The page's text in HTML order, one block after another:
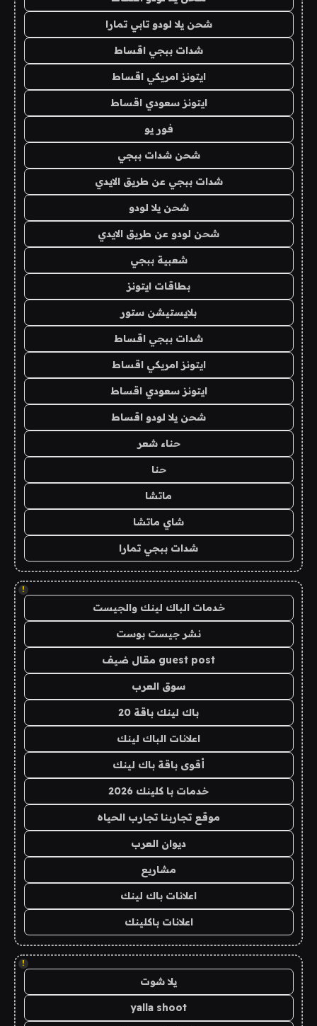
شحن يلا لودو تابي تمارا
شدات ببجي اقساط
ايتونز امريكي اقساط
ايتونز سعودي اقساط
فور يو
شحن شدات ببجي
شدات ببجي عن طريق الايدي
شحن يلا لودو
شحن لودو عن طريق الايدي
شعبية ببجي
بطاقات ايتونز
بلايستيشن ستور
شدات ببجي اقساط
ايتونز امريكي اقساط
ايتونز سعودي اقساط
شحن يلا لودو اقساط
حناء شعر
حنا
ماتشا
شاي ماتشا
شدات ببجي تمارا
!
خدمات الباك لينك والجيست
نشر جيست بوست
guest post مقال ضيف
سوق العرب
باك لينك باقة 20
اعلانات الباك لينك
أقوى باقة باك لينك
خدمات با كلينك 2026
موقع تجاربنا تجارب الحياه
ديوان العرب
مشاريع
اعلانات باك لينك
اعلانات باكلينك
!
يلا شوت
yalla shoot